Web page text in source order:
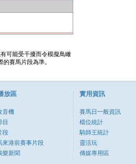
可能受干擾而令模擬鳥瞰
賽馬片段為準。
放區
音機
目
段
來港前賽事片段
樂新聞
實用資訊
賽馬日一般資訊
檔位統計
騎師王統計
靈活玩
傳媒專用區